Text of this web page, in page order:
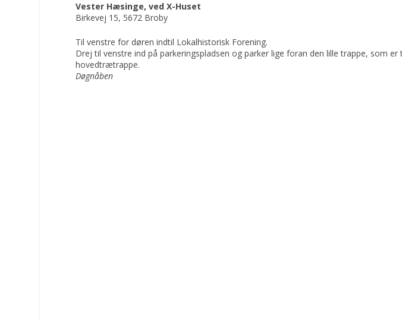
Vester Hæsinge, ved X-Huset
Birkevej 15, 5672 Broby
Til venstre for døren indtil Lokalhistorisk Forening.
Drej til venstre ind på parkeringspladsen og parker lige foran den lille trappe, som
hovedtrætrappe.
Døgnåben